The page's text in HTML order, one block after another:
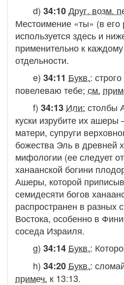
d) 34:10Друг. возм.
Местоимение «ты» (в
используется здесь и
применительно к
отдельности.
e) 34:11 Букв.:
повелеваю тебе; см.
f) 34:13 Или: столбы
куски изрубите их ашеры
матери, супруги
божества Эль в древней
мифологии (ее следует
ханаанской богини
Ашеры, которой
семидесяти богов
распространен в разных
Востока, особенно в
соседа Израиля.
g) 34:14 Букв.:
h) 34:20 Букв.:
примеч. к 13:13.